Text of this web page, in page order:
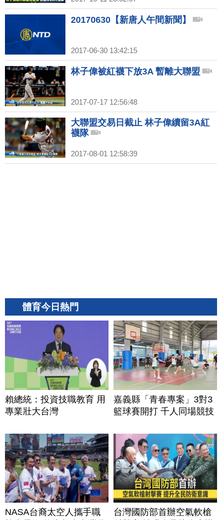
20170630【新唐人午間新聞】
2017-06-30 13:42:15
林子偉被紅襪下放3A 暫離大聯盟
2017-07-17 12:56:48
大聯盟交易日截止 林子偉續留3A紅
襪隊
2017-08-01 12:58:39
體育今日熱門
賴總統：投資技職教育 用
專業壯大台灣
嘉義縣「青春專案」3對3
籃球賽開打 千人同場競技
NASA台裔太空人攜手職
台灣國防部首辦空氣軟槍